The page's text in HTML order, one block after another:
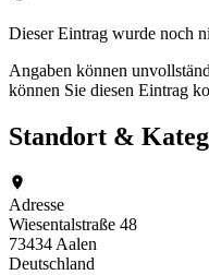
Dieser Eintrag wurde noch
Angaben können
können Sie diesen Eintrag
Standort &
Adresse
Wiesentalstraße 48
73434 Aalen
Deutschland